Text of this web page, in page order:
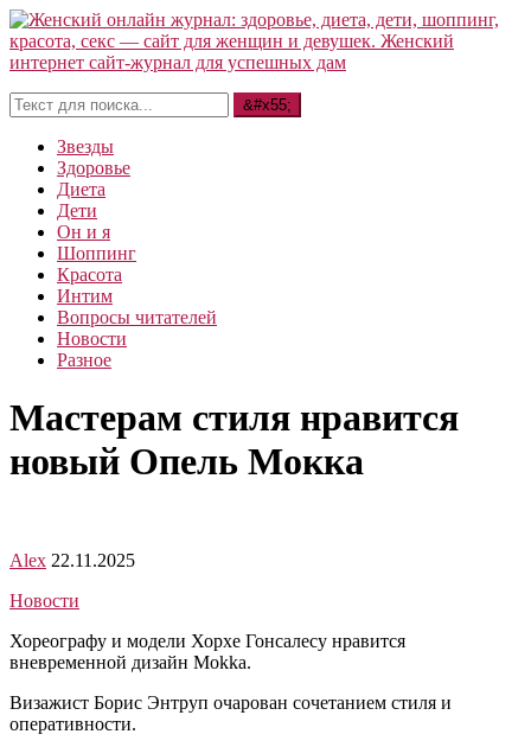
Звезды
Здоровье
Диета
Дети
Он и я
Шоппинг
Красота
Интим
Вопросы читателей
Новости
Разное
Мастерам стиля нравится
новый Опель Мокка
Alex 22.11.2025
Новости
Хореографу и модели Хорхе Гонсалесу нравится
вневременной дизайн Mokka.
Визажист Борис Энтруп очарован сочетанием стиля и
оперативности.